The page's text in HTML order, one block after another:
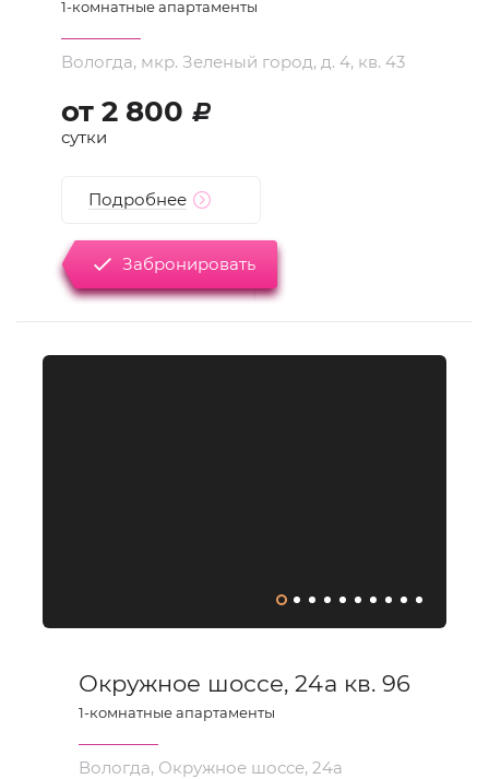
1-комнатные апартаменты
Вологда, мкр. Зеленый город, д. 4, кв. 43
от 2 800 d
сутки
Подробнее
Забронировать
Окружное шоссе, 24а кв. 96
1-комнатные апартаменты
Вологда, Окружное шоссе, 24а